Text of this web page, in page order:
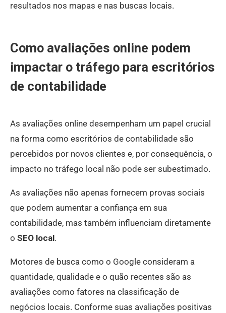
resultados nos mapas e nas buscas locais.
Como avaliações online podem
impactar o tráfego para escritórios
de contabilidade
As avaliações online desempenham um papel crucial
na forma como escritórios de contabilidade são
percebidos por novos clientes e, por consequência, o
impacto no tráfego local não pode ser subestimado.
As avaliações não apenas fornecem provas sociais
que podem aumentar a confiança em sua
contabilidade, mas também influenciam diretamente
o SEO local.
Motores de busca como o Google consideram a
quantidade, qualidade e o quão recentes são as
avaliações como fatores na classificação de
negócios locais. Conforme suas avaliações positivas